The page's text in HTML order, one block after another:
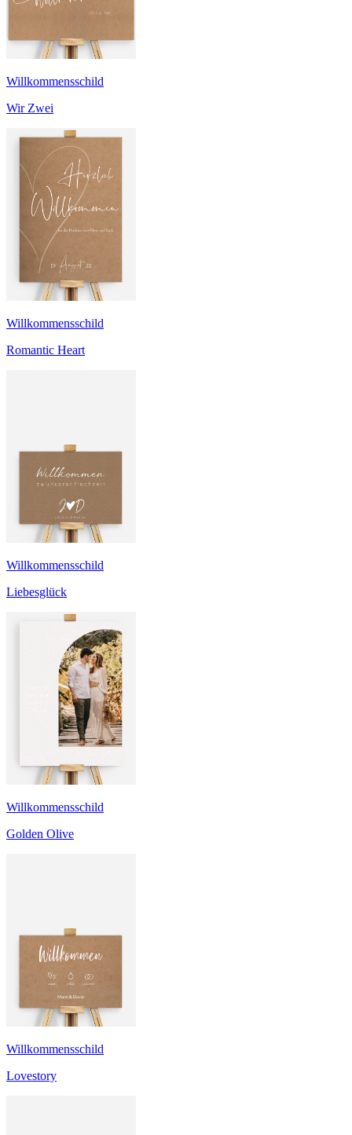
Willkommensschild
Wir Zwei
Willkommensschild
Romantic Heart
Willkommensschild
Liebesglück
Willkommensschild
Golden Olive
Willkommensschild
Lovestory